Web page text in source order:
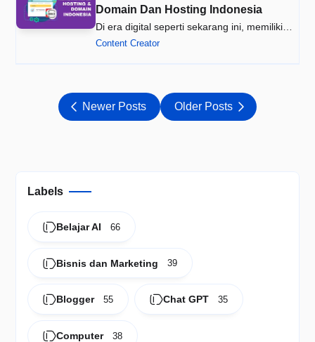
Domain Dan Hosting Indonesia
Di era digital seperti sekarang ini, memiliki
ke…
Content Creator
Newer Posts Older Posts
Labels
Belajar AI 66
Bisnis dan Marketing 39
Blogger 55 Chat GPT 35
Computer 38